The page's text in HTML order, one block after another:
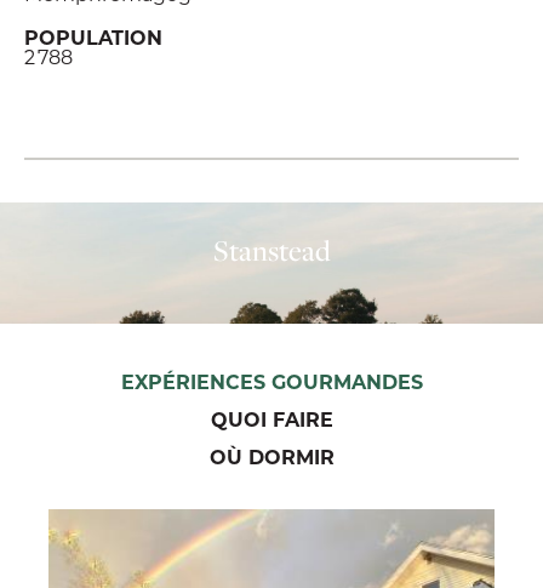
POPULATION
2 788
Stanstead
EXPÉRIENCES GOURMANDES
QUOI FAIRE
OÙ DORMIR